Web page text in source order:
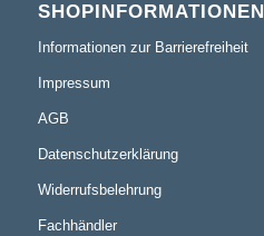
SHOPINFORMATIONEN
Informationen zur Barrierefreiheit
Impressum
AGB
Datenschutzerklärung
Widerrufsbelehrung
Fachhändler